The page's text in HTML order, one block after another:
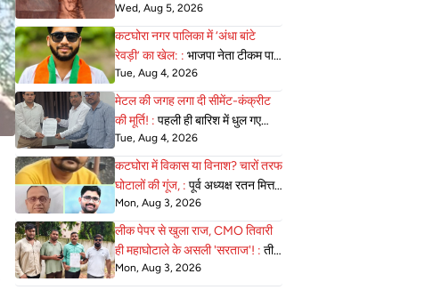
बलि; प्रशासन की इस 'लीपापोती' पर
कब तक खामोश रहेगी जनता?
Wed, Aug 5, 2026
कटघोरा नगर पालिका में ‘अंधा बांटे
रेवड़ी’ का खेल: : भाजपा नेता टीकम पाल
ने खोला मोर्चा, सरगबन्द तालाब टेंडर में
'खास'को फायदा पहुंचाने के लिए शासन
को लगाया 20 लाख का चूना!
Tue, Aug 4, 2026
मेटल की जगह लगा दी सीमेंट-कंक्रीट
की मूर्ति! : पहली ही बारिश में धुल गए
अटल जी; छत्तीसगढ़िया क्रांति सेना का
बड़ा धमाका, सीधे PM को भेजा पत्र
Tue, Aug 4, 2026
कटघोरा में विकास या विनाश? चारों तरफ
घोटालों की गूंज, : पूर्व अध्यक्ष रतन मित्तल
और वर्तमान अध्यक्ष राज जायसवाल के
कार्यकाल के अंतर के बीच कांग्रेसी नेता
विकास सिंह का अल्टीमेट
Mon, Aug 3, 2026
लीक पेपर से खुला राज, CMO तिवारी
ही महाघोटाले के असली 'सरताज'! : तीन
दिन पहले बोरिया-बिस्तर बांध भागने वाले
कांग्रेसी फिर आक्रामक, कलेक्टर को दी
Mon, Aug 3, 2026